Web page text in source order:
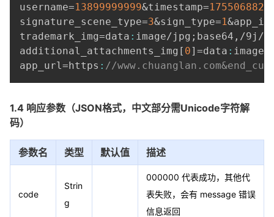
username=13899999999&timestamp=1755068823
signature_scene_type=3&sign_type=1
trademark_img=data : image/jpg;base64 , /9j/
additional_attachments_img [ 0] =data :
app_url=https : //
1.4 响应参数（JSON格式，中文部分需Unicode字符解
码）
参数名 类型 默认值 描述
code
Strin
g
000000 代表成功，其他代
表失败，会有 message 错误
信息返回